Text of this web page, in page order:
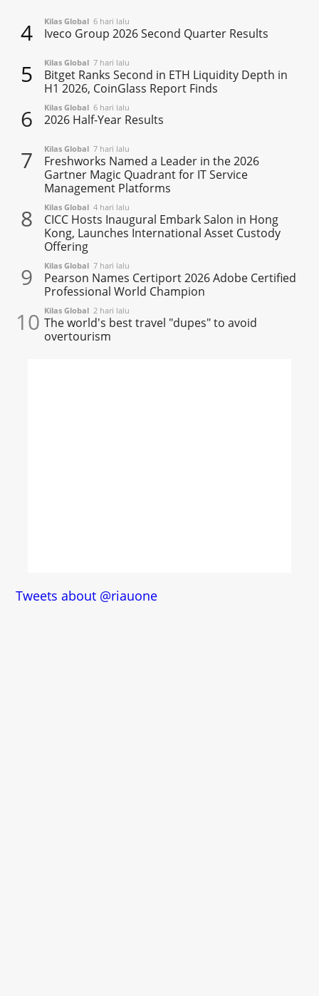
4 Kilas Global 6 hari lalu
Iveco Group 2026 Second Quarter Results
5 Kilas Global 7 hari lalu
Bitget Ranks Second in ETH Liquidity Depth in
H1 2026, CoinGlass Report Finds
6 Kilas Global 6 hari lalu
2026 Half-Year Results
7 Kilas Global 7 hari lalu
Freshworks Named a Leader in the 2026
Gartner Magic Quadrant for IT Service
Management Platforms
8 Kilas Global 4 hari lalu
CICC Hosts Inaugural Embark Salon in Hong
Kong, Launches International Asset Custody
Offering
9 Kilas Global 7 hari lalu
Pearson Names Certiport 2026 Adobe Certified
Professional World Champion
10 Kilas Global 2 hari lalu
The world's best travel "dupes" to avoid
overtourism
Tweets about @riauone